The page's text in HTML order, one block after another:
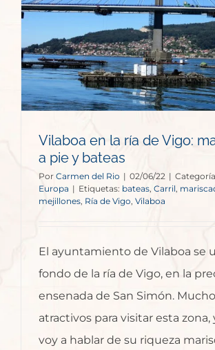
Vilaboa en la ría de Vigo:
a pie y bateas
Por Carmen del Rio | 02/06/22 |
Europa | Etiquetas: bateas, Carril
mejillones Ría de Vigo, Vilaboa
El ayuntamiento de Vilaboa se
fondo de la ría de Vigo, en la
ensenada de San Simón.
atractivos para visitar esta zona,
voy a hablar de su riqueza